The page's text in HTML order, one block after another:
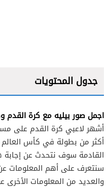
جدول المحتويات
اجمل صور بيليه مع كرة القدم
أشهر لاعبي كرة القدم على
أكثر من بطولة في كأس العالم
القادمة سوف نتحدث عن إجابة
سنتعرف على أهم المعلومات عن
والعديد من المعلومات